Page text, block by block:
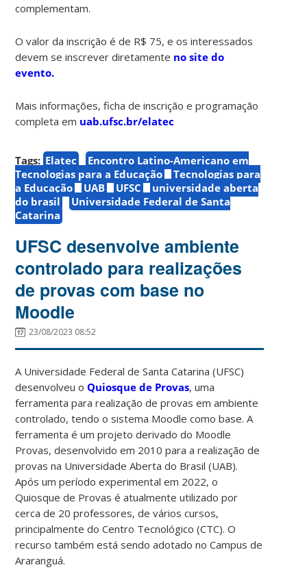
complementam.
O valor da inscrição é de R$ 75, e os interessados
devem se inscrever diretamente no site do
evento.
Mais informações, ficha de inscrição e programação
completa em uab.ufsc.br/elatec
Tags: Elatec
Encontro Latino-Americano em
Tecnologias para a Educação
Tecnologias para
a Educação
UAB UFSC
universidade aberta
do brasil
Universidade Federal de Santa
Catarina
UFSC desenvolve ambiente
controlado para realizações
de provas com base no
Moodle
23/08/2023 08:52
A Universidade Federal de Santa Catarina (UFSC)
desenvolveu oQuiosque de Provas, uma
ferramenta para realização de provas em ambiente
controlado, tendo o sistema Moodle como base. A
ferramenta é um projeto derivado do Moodle
Provas, desenvolvido em 2010 para a realização de
provas na Universidade Aberta do Brasil (UAB).
Após um período experimental em 2022, o
Quiosque de Provas é atualmente utilizado por
cerca de 20 professores, de vários cursos,
principalmente do Centro Tecnológico (CTC). O
recurso também está sendo adotado no Campus de
Araranguá.